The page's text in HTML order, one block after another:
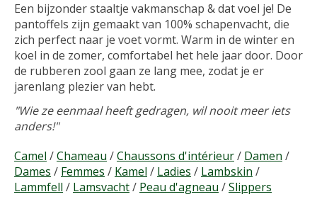
Een bijzonder staaltje vakmanschap & dat voel je! De
pantoffels zijn gemaakt van 100% schapenvacht, die
zich perfect naar je voet vormt. Warm in de winter en
koel in de zomer, comfortabel het hele jaar door. Door
de rubberen zool gaan ze lang mee, zodat je er
jarenlang plezier van hebt.
"Wie ze eenmaal heeft gedragen, wil nooit meer iets
anders!"
Camel /Chameau /Chaussons d'intérieur/ Damen /
Dames / Femmes / Kamel / Ladies / Lambskin /
Lammfell / Lamsvacht/ Peau d'agneau /Slippers